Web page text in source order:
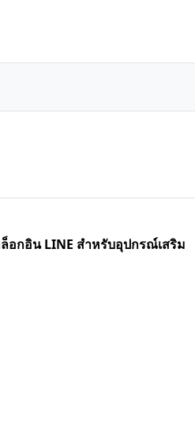
อกอิน LINE สำหรับอุปกรณ์เสริม